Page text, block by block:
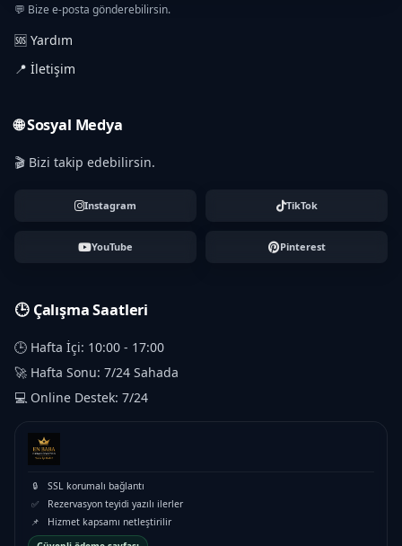
💬 Bize e-posta gönderebilirsin.
🆘 Yardım
📍 İletişim
🌐 Sosyal Medya
🎬 Bizi takip edebilirsin.
Instagram TikTok
YouTube Pinterest
🕒 Çalışma Saatleri
🕒 Hafta İçi: 10:00 - 17:00
🚀 Hafta Sonu: 7/24 Sahada
💻 Online Destek: 7/24
🔒
SSL korumalı bağlantı
✅
Rezervasyon teyidi yazılı ilerler
📌
Hizmet kapsamı netleştirilir